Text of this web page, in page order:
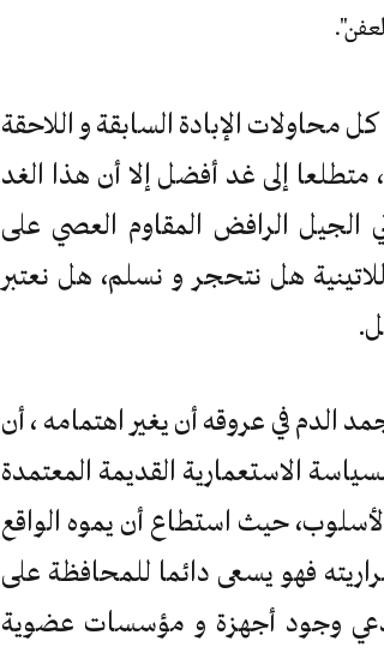
محاولات الإبادة السابقة و اللاحقة
إلى غد أفضل إلا أن هذا الغد
أخرى حتى يأتي الجيل الرافض المقاوم العصي على
هل نتحجر و نسلم، هل نعتبر
في عروقه أن يغير اهتمامه ، أن
الاستعمارية القديمة المعتمدة
حيث استطاع أن يموه الواقع
فهو يسعى دائما للمحافظة على
وجود أجهزة و مؤسسات عضوية